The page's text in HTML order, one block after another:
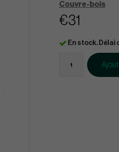
Couvre-bois
€31
En stock. Délai